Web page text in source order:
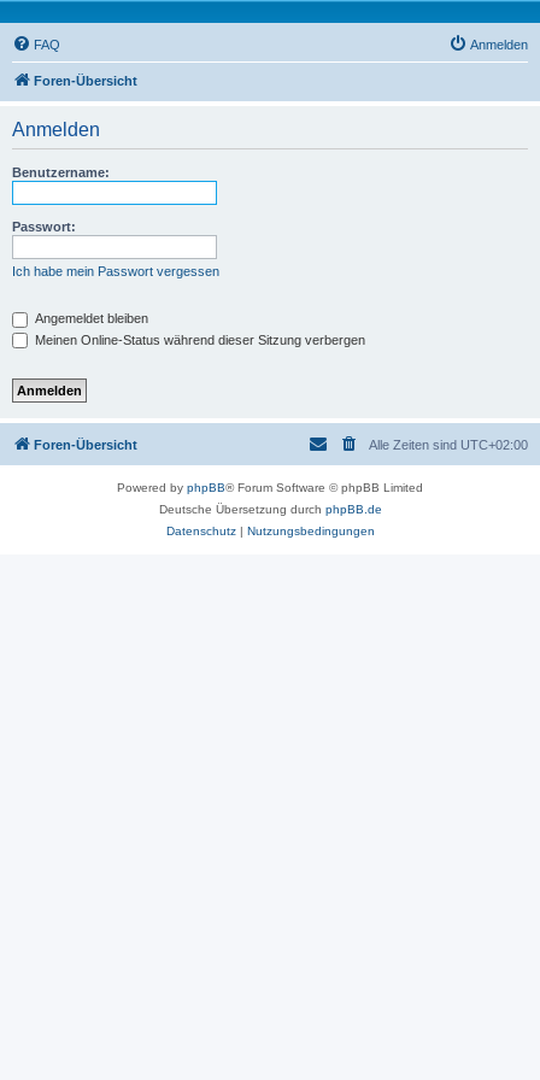
FAQ Anmelden
Foren-Übersicht
Anmelden
Benutzername:
Passwort:
Ich habe mein Passwort vergessen
Angemeldet bleiben
Meinen Online-Status während dieser Sitzung verbergen
Foren-Übersicht Alle Zeiten sind UTC+02:00
Powered by phpBB® Forum Software © phpBB Limited
Deutsche Übersetzung durch phpBB.de
Datenschutz| Nutzungsbedingungen